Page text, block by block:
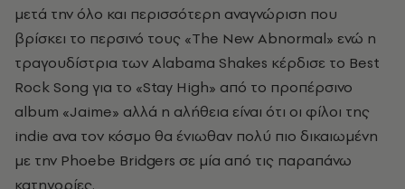
μετά την όλο και περισσότερη αναγνώριση που
βρίσκει το περσινό τους «Τhe New Abnormal» ενώ η
τραγουδίστρια των Alabama Shakes κέρδισε το Best
Rock Song για το «Stay High» από το προπέρσινο
album «Jaime» αλλά η αλήθεια είναι ότι οι φίλοι της
indie ανα τον κόσμο θα ένιωθαν πολύ πιο δικαιωμένη
με την Phoebe Bridgers σε μία από τις παραπάνω
κατηγορίες.